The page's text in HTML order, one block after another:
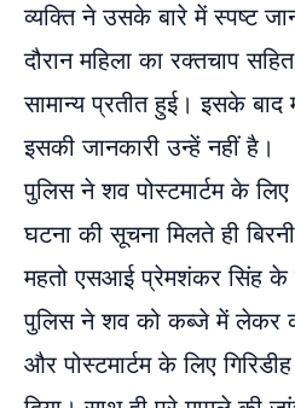
व्यक्ति ने उसके बारे में स्पष्ट
दौरान महिला का रक्तचाप
सामान्य प्रतीत हुई। इसके
इसकी जानकारी उन्हें नहीं है।
पुलिस ने शव पोस्टमार्टम के
घटना की सूचना मिलते ही
महतो एसआई प्रेमशंकर सिंह के
पुलिस ने शव को कब्जे में लेकर
और पोस्टमार्टम के लिए